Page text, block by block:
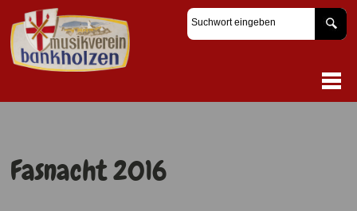
Fasnacht 2016